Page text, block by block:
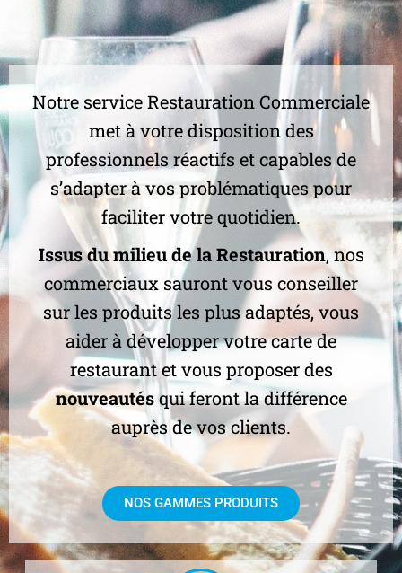
Notre service Restauration Commerciale
met à votre disposition des
professionnels réactifs et capables de
s’adapter à vos problématiques pour
faciliter votre quotidien.
Issus du milieu de la Restauration, nos
commerciaux sauront vous conseiller
sur les produits les plus adaptés, vous
aider à développer votre carte de
restaurant et vous proposer des
nouveautésqui feront la différence
auprès de vos clients.
NOS GAMMES PRODUITS